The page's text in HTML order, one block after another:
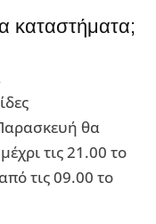
καταστήματα;
θα
τις 21.00 το
τις 09.00 το